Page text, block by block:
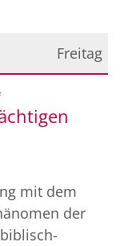
Freitag
:
mit dem
der